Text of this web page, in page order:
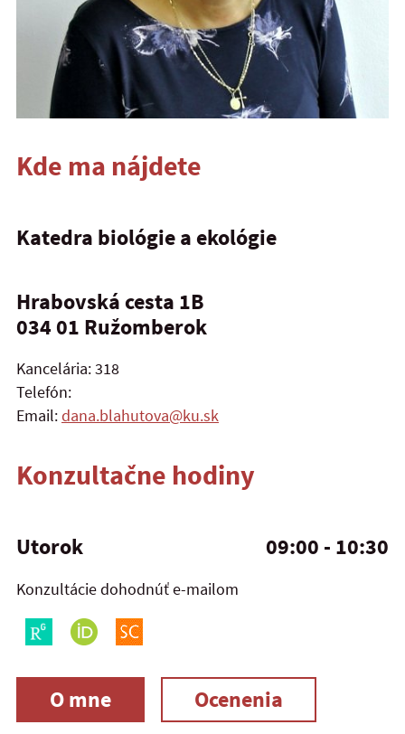
Kde ma nájdete
Katedra biológie a ekológie
Hrabovská cesta 1B
034 01 Ružomberok
Kancelária: 318
Telefón:
Email:dana.blahutova@ku.sk
Konzultačne hodiny
Utorok 09:00 - 10:30
Konzultácie dohodnúť e-mailom
O mne Ocenenia